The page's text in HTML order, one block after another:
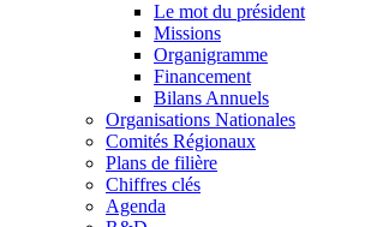
Le mot du président
Missions
Organigramme
Financement
Bilans Annuels
Organisations Nationales
Comités Régionaux
Plans de filière
Chiffres clés
Agenda